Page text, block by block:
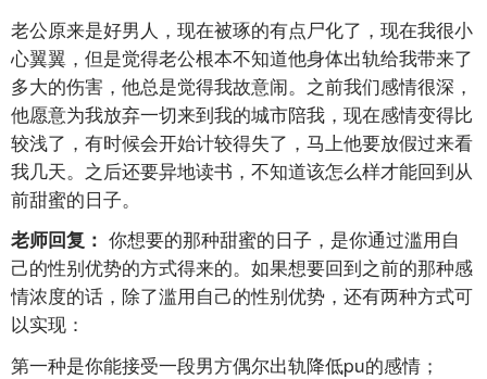
老公原来是好男人，现在被琢的有点尸化了，现在我很小
心翼翼，但是觉得老公根本不知道他身体出轨给我带来了
多大的伤害，他总是觉得我故意闹。之前我们感情很深，
他愿意为我放弃一切来到我的城市陪我，现在感情变得比
较浅了，有时候会开始计较得失了，马上他要放假过来看
我几天。之后还要异地读书，不知道该怎么样才能回到从
前甜蜜的日子。
老师回复： 你想要的那种甜蜜的日子，是你通过滥用自
己的性别优势的方式得来的。如果想要回到之前的那种感
情浓度的话，除了滥用自己的性别优势，还有两种方式可
以实现：
第一种是你能接受一段男方偶尔出轨降低pu的感情；